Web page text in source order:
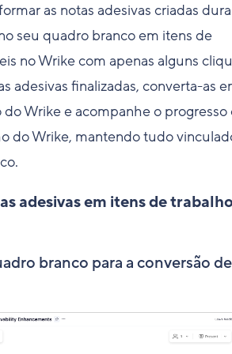
as notas adesivas criadas
seu quadro branco em itens de
no Wrike com apenas alguns
adesivas finalizadas, converta-as
Wrike e acompanhe o progresso
do Wrike, mantendo tudo
adesivas em itens de
branco para a conversão de